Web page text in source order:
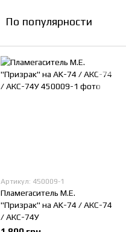
По популярности
Артикул: 450009-1
Пламегаситель M.E.
"Призрак" на AK-74 / АКС-74
/ АКС-74У